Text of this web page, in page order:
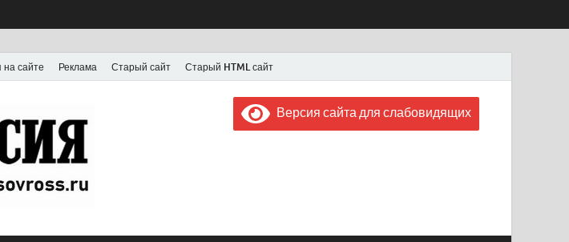
сайте Реклама Старый сайт Старый HTML сайт
Газета "Советская Россия"
Выпускается с июля 1956 года
Версия сайта для слабовидящих